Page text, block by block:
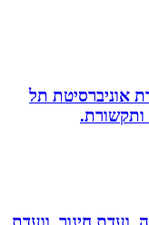
תל